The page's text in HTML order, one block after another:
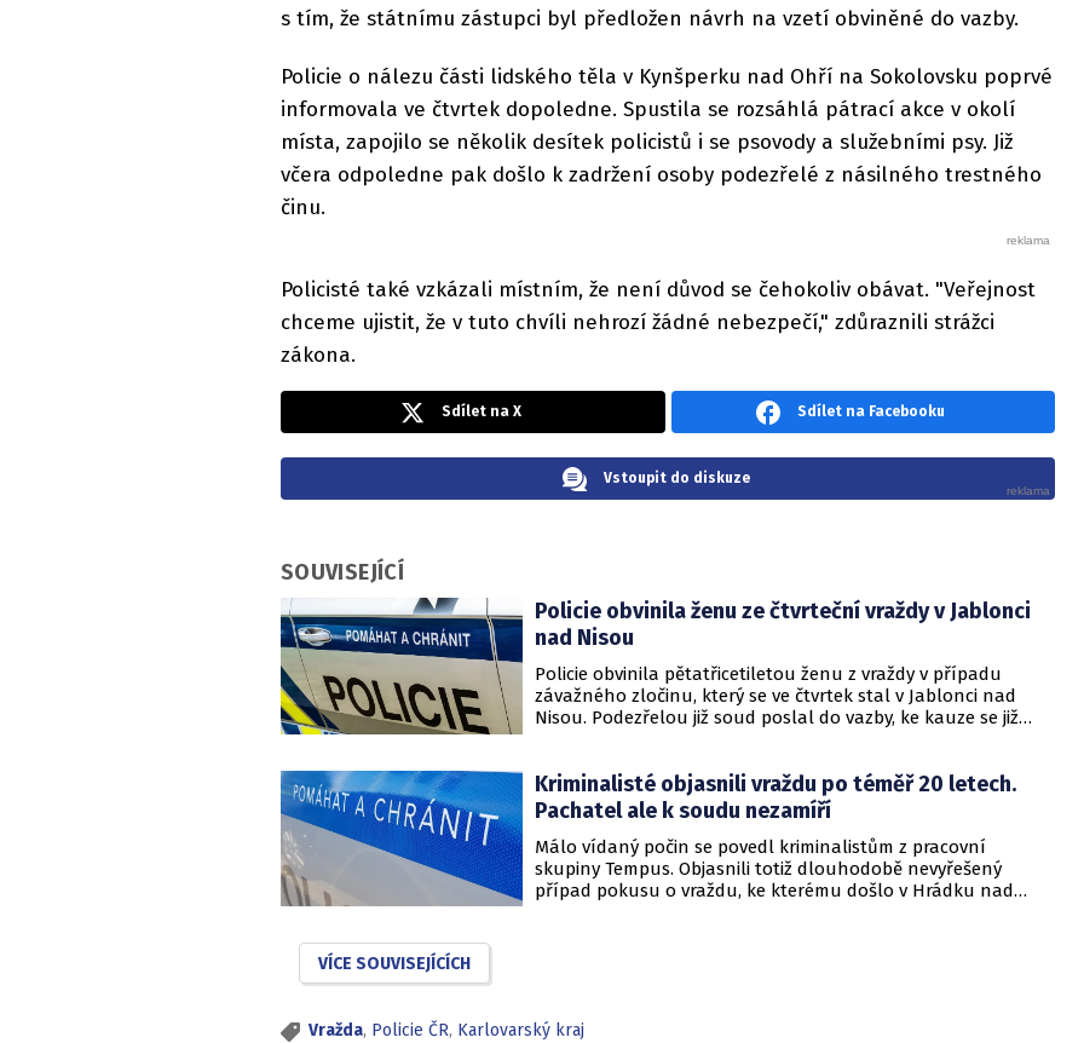
s tím, že státnímu zástupci byl předložen návrh na vzetí obviněné do vazby.
Policie o nálezu části lidského těla v Kynšperku nad Ohří na Sokolovsku poprvé
informovala ve čtvrtek dopoledne. Spustila se rozsáhlá pátrací akce v okolí
místa, zapojilo se několik desítek policistů i se psovody a služebními psy. Již
včera odpoledne pak došlo k zadržení osoby podezřelé z násilného trestného
činu.
Policisté také vzkázali místním, že není důvod se čehokoliv obávat. "Veřejnost
chceme ujistit, že v tuto chvíli nehrozí žádné nebezpečí," zdůraznili strážci
zákona.
Sdílet na X Sdílet na Facebooku
Vstoupit do diskuze
SOUVISEJÍCÍ
Policie obvinila ženu ze čtvrteční vraždy v Jablonci
nad Nisou
Policie obvinila pětatřicetiletou ženu z vraždy v případu
závažného zločinu, který se ve čtvrtek stal v Jablonci nad
Nisou. Podezřelou již soud poslal do vazby, ke kauze se již
Kriminalisté objasnili vraždu po téměř 20 letech.
Pachatel ale k soudu nezamíří
Málo vídaný počin se povedl kriminalistům z pracovní
skupiny Tempus. Objasnili totiž dlouhodobě nevyřešený
případ pokusu o vraždu, ke kterému došlo v Hrádku nad
VÍCE SOUVISEJÍCÍCH
Vražda, Policie ČR, Karlovarský kraj